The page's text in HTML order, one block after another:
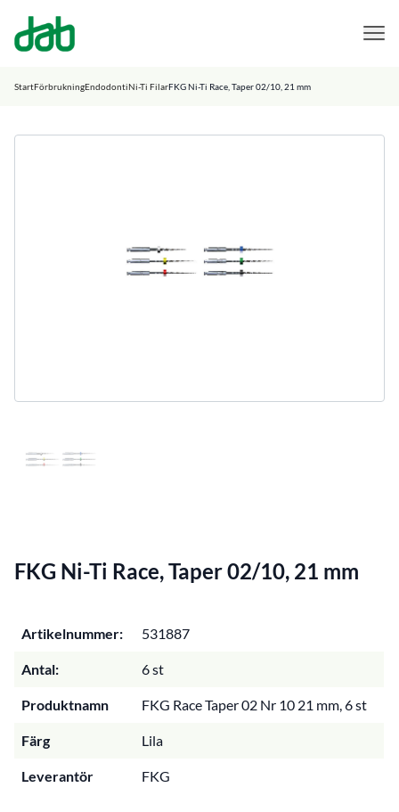
DAB Dental
StartFörbrukningEndodontiNi-Ti FilarFKG Ni-Ti Race, Taper 02/10, 21 mm
FKG Ni-Ti Race, Taper 02/10, 21 mm
Artikelnummer: 531887
Antal: 6 st
Produktnamn FKG Race Taper 02 Nr 10 21 mm, 6 st
Färg Lila
Leverantör FKG